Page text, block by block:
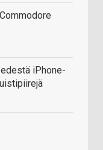
iPhone-